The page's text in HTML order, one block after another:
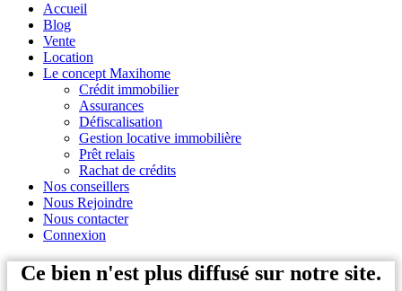
Accueil
Blog
Vente
Location
Le concept Maxihome
Crédit immobilier
Assurances
Défiscalisation
Gestion locative immobilière
Prêt relais
Rachat de crédits
Nos conseillers
Nous Rejoindre
Nous contacter
Connexion
Ce bien n'est plus diffusé sur notre site.